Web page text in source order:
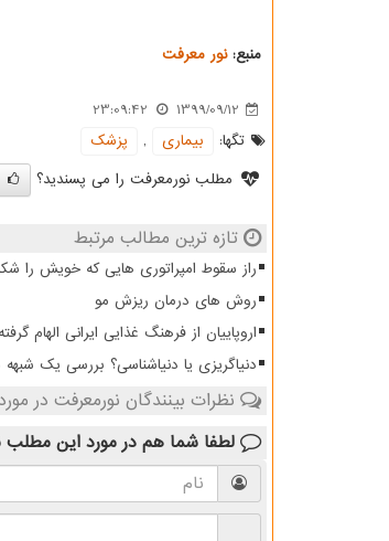
منبع:نور معرفت
1399/09/12
23:09:42
تگها:
بیماری ,
پزشك
مطلب نورمعرفت را می پسندید؟
تازه ترین مطالب مرتبط
راز سقوط امپراتوری هایی که خویش را
روش های درمان ریزش مو
اروپاییان از فرهنگ غذایی ایرانی الهام
دنیاگریزی یا دنیاشناسی؟ بررسی یک شبهه
نظرات بینندگان نورمعرفت در
لطفا شما هم در مورد این مطلب